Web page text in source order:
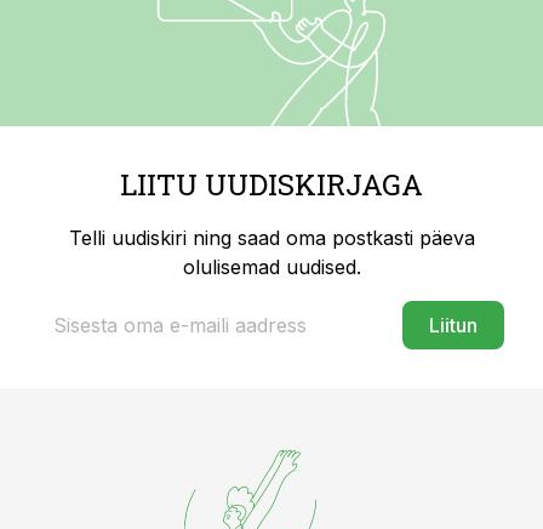
LIITU UUDISKIRJAGA
Telli uudiskiri ning saad oma postkasti päeva
olulisemad uudised.
Liitun